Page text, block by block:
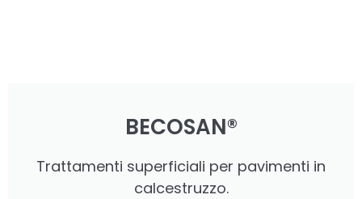
BECOSAN®
Trattamenti superficiali per pavimenti in
calcestruzzo.